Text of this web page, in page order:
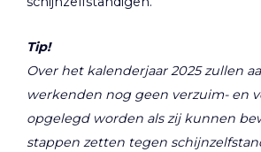
Tip!
Over het kalenderjaar 2025 zullen
werkenden nog geen verzuim- en
opgelegd worden als zij kunnen
stappen zetten tegen